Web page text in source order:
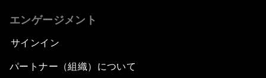
エンゲージメント
サインイン
パートナー（組織）について